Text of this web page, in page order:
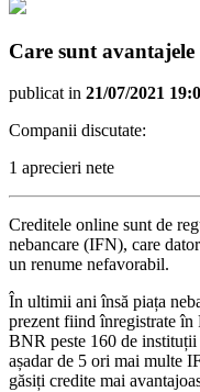
Care sunt
publicat in 21/07/2021
Companii discutate:
1 aprecieri nete
Creditele online sunt de
nebancare (IFN), care
un renume nefavorabil.
În ultimii ani însă piața
prezent fiind înregistrate
BNR peste 160 de
așadar de 5 ori mai multe
găsiți credite mai